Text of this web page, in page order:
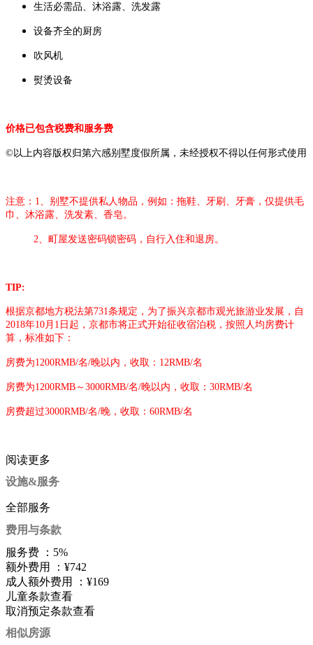
生活必需品、沐浴露、洗发露
设备齐全的厨房
吹风机
熨烫设备
价格已包含税费和服务费
©以上内容版权归第六感别墅度假所属，未经授权不得以任何形式使用
注意：1、别墅不提供私人物品，例如：拖鞋、牙刷、牙膏，仅提供毛
巾、沐浴露、洗发素、香皂。
2、町屋发送密码锁密码，自行入住和退房。
TIP:
根据京都地方税法第731条规定，为了振兴京都市观光旅游业发展，自
2018年10月1日起，京都市将正式开始征收宿泊税，按照人均房费计
算，标准如下：
房费为1200RMB/名/晚以内，收取：12RMB/名
房费为1200RMB～3000RMB/名/晚以内，收取：30RMB/名
房费超过3000RMB/名/晚，收取：60RMB/名
阅读更多
设施&服务
全部服务
费用与条款
服务费 ： 5%
额外费用 ： ¥742
成人额外费用 ： ¥169
儿童条款查看
取消预定条款查看
相似房源